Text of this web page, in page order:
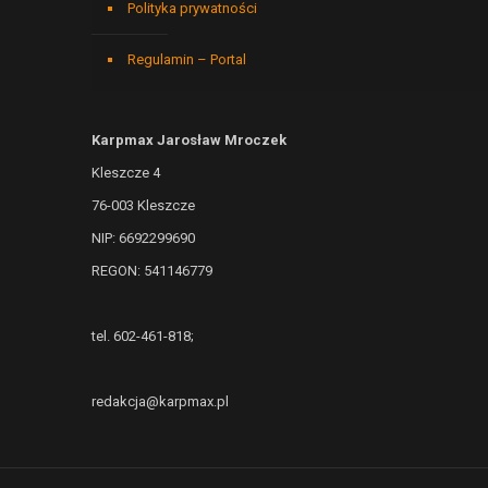
Polityka prywatności
Regulamin – Portal
Karpmax Jarosław Mroczek
Kleszcze 4
76-003 Kleszcze
NIP: 6692299690
REGON: 541146779
tel. 602-461-818;
redakcja@karpmax.pl